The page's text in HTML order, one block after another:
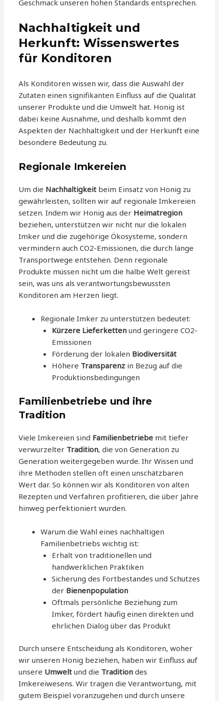
Geschmack unseren hohen Standards entsprechen.
Nachhaltigkeit und
Herkunft: Wissenswertes
für Konditoren
Als Konditoren wissen wir, dass die Auswahl der
Zutaten einen signifikanten Einfluss auf die Qualität
unserer Produkte und die Umwelt hat. Honig ist
dabei keine Ausnahme, und deshalb kommt den
Aspekten der Nachhaltigkeit und der Herkunft eine
besondere Bedeutung zu.
Regionale Imkereien
Um die Nachhaltigkeit beim Einsatz von Honig zu
gewährleisten, sollten wir auf regionale Imkereien
setzen. Indem wir Honig aus der Heimatregion
beziehen, unterstützen wir nicht nur die lokalen
Imker und die zugehörige Ökosysteme, sondern
vermindern auch CO2-Emissionen, die durch lange
Transportwege entstehen. Denn regionale
Produkte müssen nicht um die halbe Welt gereist
sein, was uns als verantwortungsbewussten
Konditoren am Herzen liegt.
Regionale Imker zu unterstützen bedeutet:
Kürzere Lieferkettenund geringere CO2-
Emissionen
Förderung der lokalen Biodiversität
Höhere Transparenzin Bezug auf die
Produktionsbedingungen
Familienbetriebe und ihre
Tradition
Viele Imkereien sind Familienbetriebe mit tiefer
verwurzelter Tradition, die von Generation zu
Generation weitergegeben wurde. Ihr Wissen und
ihre Methoden stellen oft einen unschätzbaren
Wert dar. So können wir als Konditoren von alten
Rezepten und Verfahren profitieren, die über Jahre
hinweg perfektioniert wurden.
Warum die Wahl eines nachhaltigen
Familienbetriebs wichtig ist:
Erhalt von traditionellen und
handwerklichen Praktiken
Sicherung des Fortbestandes und Schutzes
der Bienenpopulation
Oftmals persönliche Beziehung zum
Imker, fördert häufig einen direkten und
ehrlichen Dialog über das Produkt
Durch unsere Entscheidung als Konditoren, woher
wir unseren Honig beziehen, haben wir Einfluss auf
unsere Umwelt und die Tradition des
Imkereiwesens. Wir tragen die Verantwortung, mit
gutem Beispiel voranzugehen und durch unsere